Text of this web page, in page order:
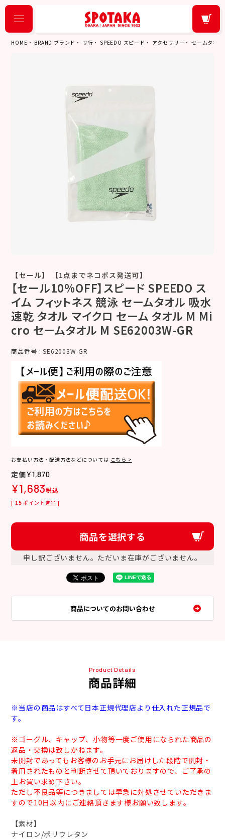
HOME BRAND ブランド サ行 SPEEDO スピード アクセサリー セームタオル
【セール】 【1点までネコポス発送可】
【セール10%OFF】スピード SPEEDO ス
イム フィットネス 競泳 セームタオル 吸水
速乾 タオル マイクロ セーム タオル M Mi
cro セームタオル M SE62003W-GR
商品番号 SE62003W-GR
お支払い方法・配送方法などについては こちら >
¥1,870
¥1,683税込
[ 15 ポイント進呈 ]
商品を選択する
申し訳ございません。ただいま在庫がございません。
商品についてのお問い合わせ
Product Details
商品詳細
※当店の商品はすべて日本正規代理店より仕入れた正規品で
す。
※ゴーグル、キャップ、小物等一度ご使用になられた商品の
返品・交換は致しかねます。
未開封であってもお客様のお手元にお届けした段階で開封・
着用されたものと判断させて頂いておりますので、ご了承の
上お買い求め下さい。
ただし不良品等につきましては早急に対処させていただきま
すので10日以内にご連絡頂きます様お願い致します。
【素材】
ナイロン/ポリウレタン